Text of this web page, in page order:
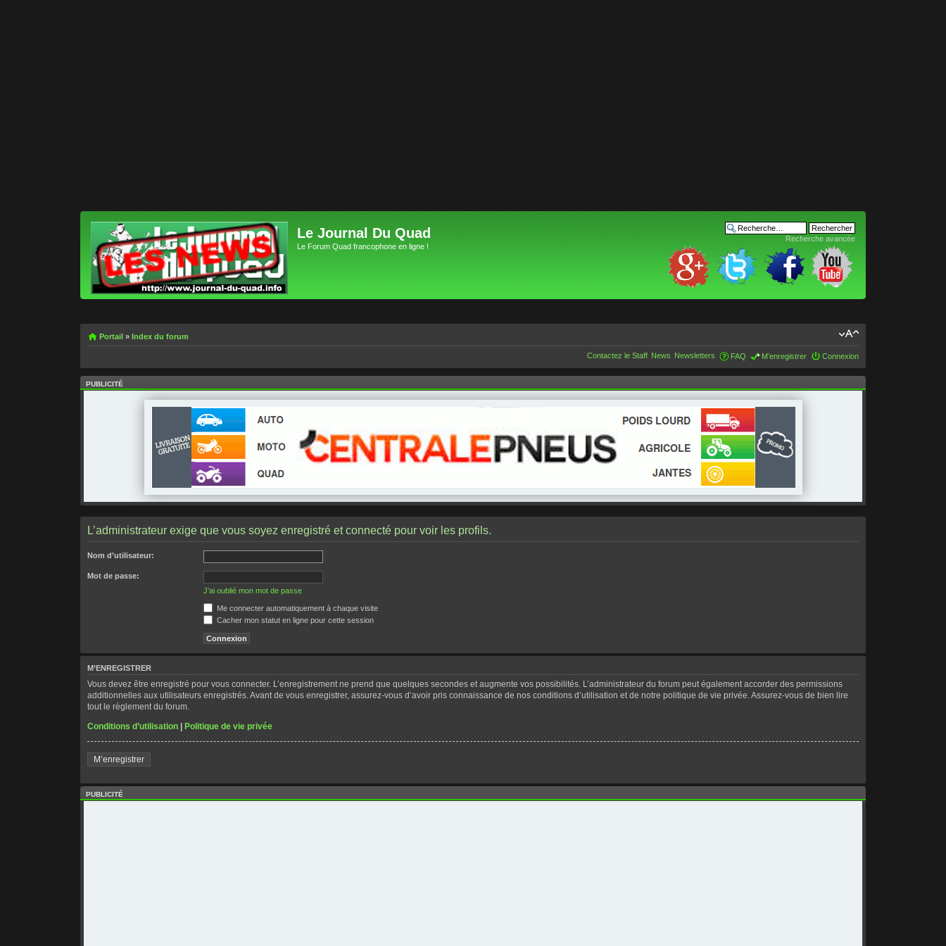
Le Journal Du Quad
Le Forum Quad francophone en ligne !
Recherche avancée
Portail »Index du forum
Contactez le Staff News Newsletters FAQ M’enregistrer Connexion
PUBLICITÉ
L’administrateur exige que vous soyez enregistré et connecté pour voir les profils.
Nom d’utilisateur:
Mot de passe:
J’ai oublié mon mot de passe
Me connecter automatiquement à chaque visite
Cacher mon statut en ligne pour cette session
M’ENREGISTRER
Vous devez être enregistré pour vous connecter. L’enregistrement ne prend que quelques secondes et augmente vos possibilités. L’administrateur du forum peut également accorder des permissions
additionnelles aux utilisateurs enregistrés. Avant de vous enregistrer, assurez-vous d’avoir pris connaissance de nos conditions d’utilisation et de notre politique de vie privée. Assurez-vous de bien lire
tout le règlement du forum.
Conditions d’utilisation
Politique de vie privée
M’enregistrer
PUBLICITÉ